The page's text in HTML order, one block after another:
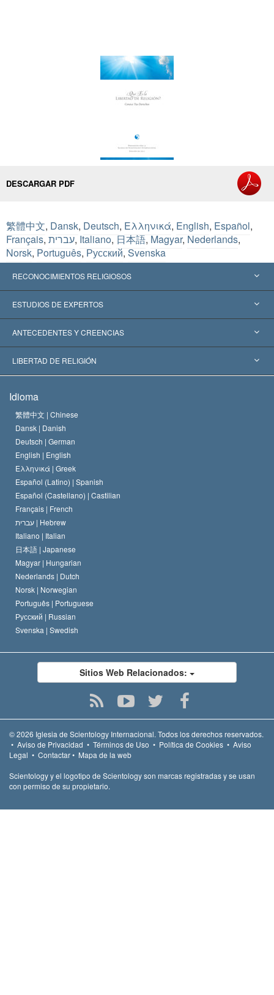
DESCARGAR PDF
繁體中文, Dansk, Deutsch, Ελληνικά, English, Español,
Français, עברית, Italiano, 日本語, Magyar, Nederlands,
Norsk, Português, Русский, Svenska
RECONOCIMIENTOS RELIGIOSOS
Estados Unidos
Reconocimientos Mundiales
Decisiones Históricas
ESTUDIOS DE EXPERTOS
Informes de Expertos por Categoría
Destacados Expertos Mundiales
ANTECEDENTES Y CREENCIAS
L. Ronald Hubbard
El Credo de la Iglesia de Scientology
El Código de un Scientologist
David Miscavige
LIBERTAD DE RELIGIÓN
Estándares de los Derechos Humanos Internacionales
Proclamación sobre la Religión
Idioma
繁體中文 | Chinese
Dansk | Danish
Deutsch | German
English | English
Ελληνικά | Greek
Español (Latino) | Spanish
Español (Castellano) | Castilian
Français | French
עברית | Hebrew
Italiano | Italian
日本語 | Japanese
Magyar | Hungarian
Nederlands | Dutch
Norsk | Norwegian
Português | Portuguese
Русский | Russian
Svenska | Swedish
Sitios Web Relacionados:
© 2026 Iglesia de Scientology Internacional. Todos los derechos reservados.
• Aviso de Privacidad • Términos de Uso • Política de Cookies • Aviso
Legal • Contactar• Mapa de la web
Scientology y el logotipo de Scientology son marcas registradas y se usan
con permiso de su propietario.